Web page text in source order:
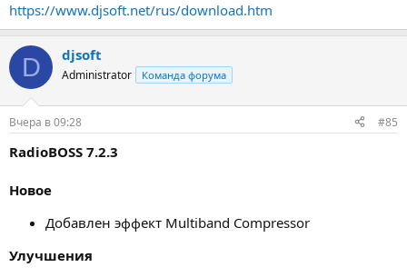
https://www.djsoft.net/rus/download.htm
D djsoft
Administrator Команда форума
Вчера в 09:28 #85
RadioBOSS 7.2.3
Новое
Добавлен эффект Multiband Compressor
Улучшения